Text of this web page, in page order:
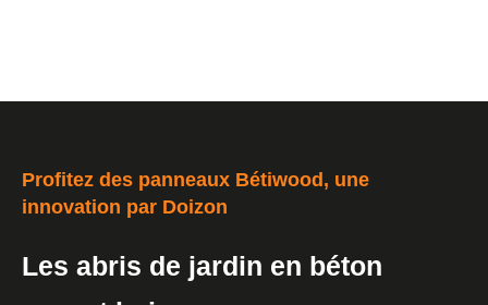
Profitez des panneaux Bétiwood, une
innovation par Doizon
Les abris de jardin en béton